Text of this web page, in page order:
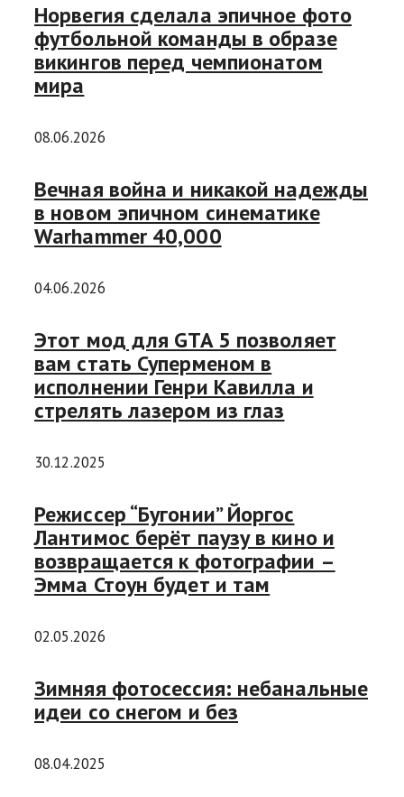
Норвегия сделала эпичное фото
футбольной команды в образе
викингов перед чемпионатом
мира
08.06.2026
Вечная война и никакой надежды
в новом эпичном синематике
Warhammer 40,000
04.06.2026
Этот мод для GTA 5 позволяет
вам стать Суперменом в
исполнении Генри Кавилла и
стрелять лазером из глаз
30.12.2025
Режиссер “Бугонии” Йоргос
Лантимос берёт паузу в кино и
возвращается к фотографии –
Эмма Стоун будет и там
02.05.2026
Зимняя фотосессия: небанальные
идеи со снегом и без
08.04.2025